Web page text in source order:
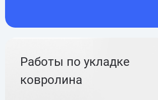
Работы по укладке
ковролина